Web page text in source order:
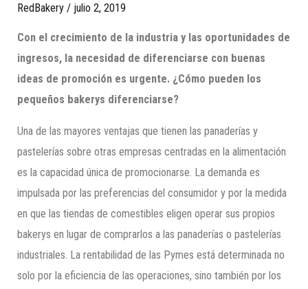
RedBakery / julio 2, 2019
Con el crecimiento de la industria y las oportunidades de
ingresos, la necesidad de diferenciarse con buenas
ideas de promoción es urgente. ¿Cómo pueden los
pequeños bakerys diferenciarse?
Una de las mayores ventajas que tienen las panaderías y
pastelerías sobre otras empresas centradas en la alimentación
es la capacidad única de promocionarse. La demanda es
impulsada por las preferencias del consumidor y por la medida
en que las tiendas de comestibles eligen operar sus propios
bakerys en lugar de comprarlos a las panaderías o pastelerías
industriales. La rentabilidad de las Pymes está determinada no
solo por la eficiencia de las operaciones, sino también por los